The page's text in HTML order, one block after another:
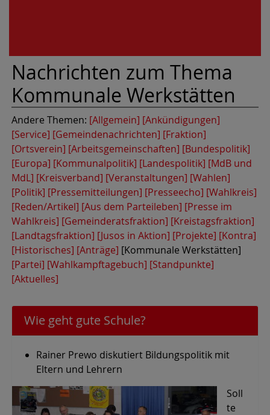
Nachrichten zum Thema
Kommunale Werkstätten
Andere Themen: [Allgemein] [Ankündigungen]
[Service] [Gemeindenachrichten] [Fraktion]
[Ortsverein] [Arbeitsgemeinschaften] [Bundespolitik]
[Europa] [Kommunalpolitik] [Landespolitik] [MdB und
MdL] [Kreisverband] [Veranstaltungen] [Wahlen]
[Politik] [Pressemitteilungen] [Presseecho] [Wahlkreis]
[Reden/Artikel] [Aus dem Parteileben] [Presse im
Wahlkreis] [Gemeinderatsfraktion] [Kreistagsfraktion]
[Landtagsfraktion] [Jusos in Aktion] [Projekte] [Kontra]
[Historisches] [Anträge] [Kommunale Werkstätten]
[Partei] [Wahlkampftagebuch] [Standpunkte]
[Aktuelles]
Wie geht gute Schule?
Rainer Prewo diskutiert Bildungspolitik mit
Eltern und Lehrern
Soll
te